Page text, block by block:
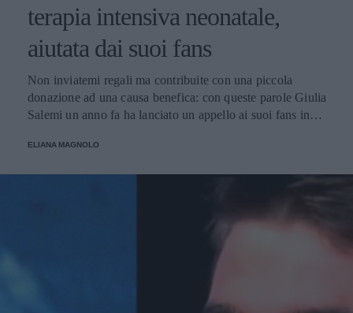
terapia intensiva neonatale,
aiutata dai suoi fans
Non inviatemi regali ma contribuite con una piccola
donazione ad una causa benefica: con queste parole Giulia
Salemi un anno fa ha lanciato un appello ai suoi fans in
considerevole utilizzata per l'acquisto di macchinari
ELIANA MAGNOLO